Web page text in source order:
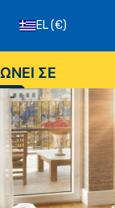
EL(€)
ΣΕ
--